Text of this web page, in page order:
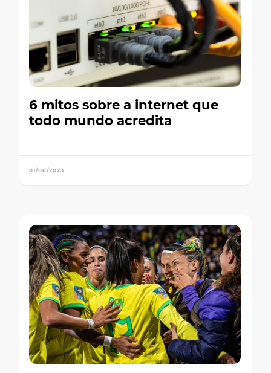
6 mitos sobre a internet que
todo mundo acredita
01/08/2023